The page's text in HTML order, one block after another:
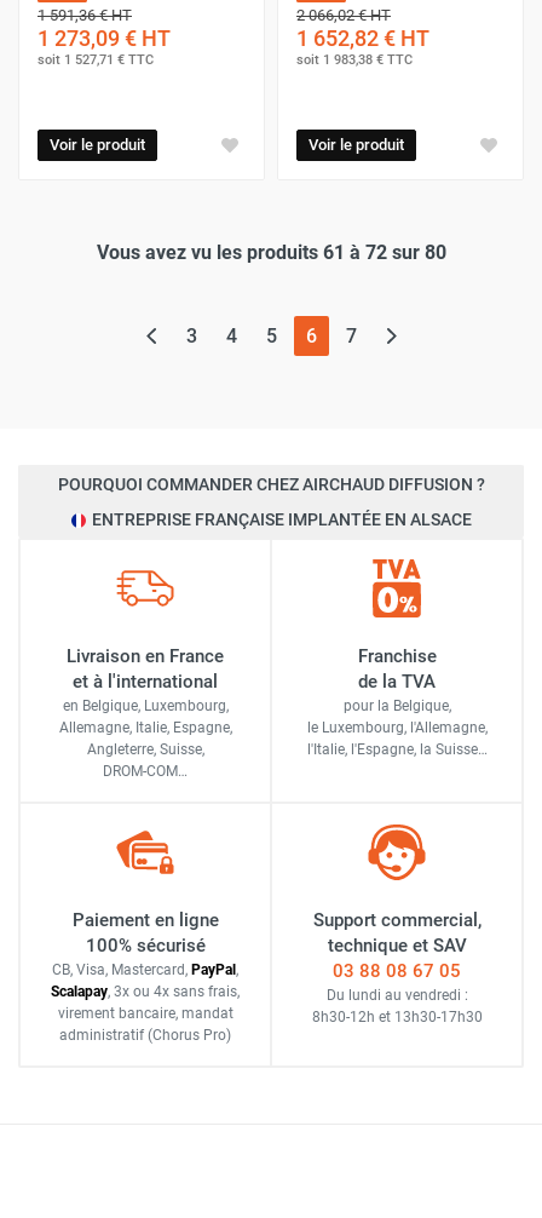
1 591,36 €HT
1 273,09 € HT
soit 1 527,71 € TTC
Voir le produit
2 066,02 €HT
1 652,82 € HT
soit 1 983,38 € TTC
Voir le produit
Vous avez vu les produits 61 à 72 sur 80
3 4 5 6(page actuelle)
7
POURQUOI COMMANDER CHEZ AIRCHAUD DIFFUSION ?
ENTREPRISE FRANÇAISE IMPLANTÉE EN ALSACE
Livraison en France
et à l'international
en Belgique, Luxembourg,
Allemagne, Italie, Espagne,
Angleterre, Suisse,
DROM-COM…
Franchise
de la TVA
pour la Belgique,
le Luxembourg, l'Allemagne,
l'Italie, l'Espagne, la Suisse…
Paiement en ligne
100% sécurisé
CB, Visa, Mastercard, PayPal ,
Scalapay, 3x ou 4x sans frais,
virement bancaire, mandat
administratif (Chorus Pro)
Support commercial,
technique et SAV
03 88 08 67 05
Du lundi au vendredi :
8h30-12h et 13h30-17h30